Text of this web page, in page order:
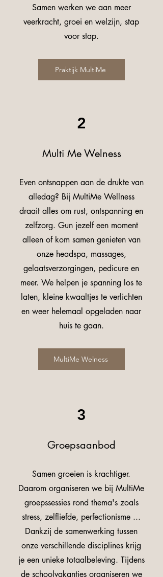
Samen werken we aan meer
veerkracht, groei en welzijn, stap
voor stap.
Praktijk MultiMe
2
Multi Me Welness
Even ontsnappen aan de drukte van
alledag? Bij MultiMe Wellness
draait alles om rust, ontspanning en
zelfzorg. Gun jezelf een moment
alleen of kom samen genieten van
onze headspa, massages,
gelaatsverzorgingen, pedicure en
meer. We helpen je spanning los te
laten, kleine kwaaltjes te verlichten
en weer helemaal opgeladen naar
huis te gaan.
MultiMe Welness
3
Groepsaanbod
Samen groeien is krachtiger.
Daarom organiseren we bij MultiMe
groepssessies rond thema's zoals
stress, zelfliefde, perfectionisme ...
Dankzij de samenwerking tussen
onze verschillende disciplines krijg
je een unieke totaalbeleving. Tijdens
de schoolvakanties organiseren we